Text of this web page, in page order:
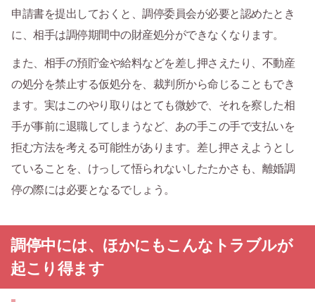
申請書を提出しておくと、調停委員会が必要と認めたとき
に、相手は調停期間中の財産処分ができなくなります。
また、相手の預貯金や給料などを差し押さえたり、不動産
の処分を禁止する仮処分を、裁判所から命じることもでき
ます。実はこのやり取りはとても微妙で、それを察した相
手が事前に退職してしまうなど、あの手この手で支払いを
拒む方法を考える可能性があります。差し押さえようとし
ていることを、けっして悟られないしたたかさも、離婚調
停の際には必要となるでしょう。
調停中には、ほかにもこんなトラブルが
起こり得ます